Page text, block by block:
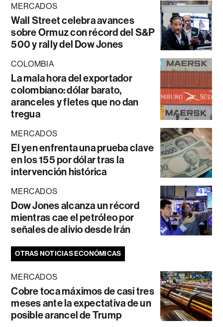
MERCADOS
Wall Street celebra avances
sobre Ormuz con récord del S&P
500 y rally del Dow Jones
COLOMBIA
La mala hora del exportador
colombiano: dólar barato,
aranceles y fletes que no dan
tregua
MERCADOS
El yen enfrenta una prueba clave
en los 155 por dólar tras la
intervención histórica
MERCADOS
Dow Jones alcanza un récord
mientras cae el petróleo por
señales de alivio desde Irán
OTRAS NOTICIAS ECONÓMICAS
MERCADOS
Cobre toca máximos de casi tres
meses ante la expectativa de un
posible arancel de Trump